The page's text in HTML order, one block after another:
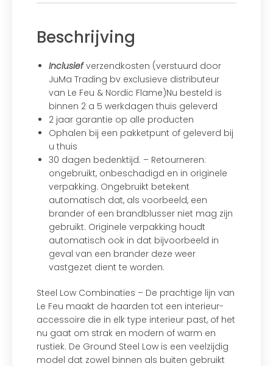
Beschrijving
Inclusiefverzendkosten (verstuurd door
JuMa Trading bv exclusieve distributeur
van Le Feu & Nordic Flame)Nu besteld is
binnen 2 a 5 werkdagen thuis geleverd
2 jaar garantie op alle producten
Ophalen bij een pakketpunt of geleverd bij
u thuis
30 dagen bedenktijd. – Retourneren:
ongebruikt, onbeschadigd en in originele
verpakking. Ongebruikt betekent
automatisch dat, als voorbeeld, een
brander of een brandblusser niet mag zijn
gebruikt. Originele verpakking houdt
automatisch ook in dat bijvoorbeeld in
geval van een brander deze weer
vastgezet dient te worden.
Steel Low Combinaties – De prachtige lijn van
Le Feu maakt de haarden tot een interieur-
accessoire die in elk type interieur past, of het
nu gaat om strak en modern of warm en
rustiek. De Ground Steel Low is een veelzijdig
model dat zowel binnen als buiten gebruikt